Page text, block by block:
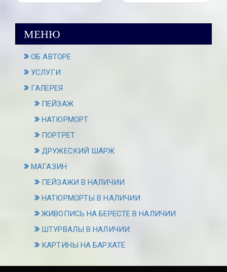
МЕНЮ
ОБ АВТОРЕ
УСЛУГИ
ГАЛЕРЕЯ
ПЕЙЗАЖ
НАТЮРМОРТ
ПОРТРЕТ
ДРУЖЕСКИЙ ШАРЖ
МАГАЗИН
ПЕЙЗАЖИ В НАЛИЧИИ
НАТЮРМОРТЫ В НАЛИЧИИ
ЖИВОПИСЬ НА БЕРЕСТЕ В НАЛИЧИИ
ШТУРВАЛЫ В НАЛИЧИИ
КАРТИНЫ НА БАРХАТЕ